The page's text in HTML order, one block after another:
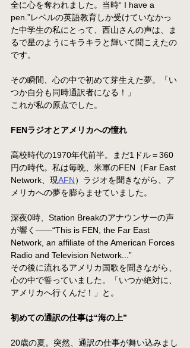
全に心を奪われました。当時“ I have a
pen.”レベルの英語教育しか受けていなかっ
た中学生の私にとって、西山さんの声は、ま
るで星のようにキラキラと輝いて聞こえたの
です。
その瞬間、心の中で初めて芽生えた夢。「い
つか自分も同時通訳者になる！」
これが私の原点でした。
FENラジオとアメリカへの憧れ
高校時代の1970年代前半。まだ1ドル＝360
円の時代。私は毎晩、米軍のFEN（Far East
Network、現AFN）ラジオを聞きながら、ア
メリカへの夢を膨らませていました。
深夜0時、Station Breakのアナウンサーの声
が響く――“This is FEN, the Far East
Network, an affiliate of the American Forces
Radio and Television Network...”
その後に流れるアメリカ国歌を聞きながら、
心の中で誓っていました。「いつか絶対に、
アメリカへ行くんだ！」と。
初めての通訳の仕事は“海の上”
20歳の夏。突然、通訳の仕事が舞い込みまし